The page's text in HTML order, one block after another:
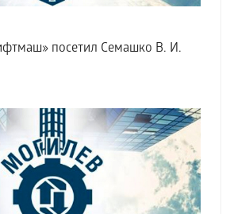
посетил Семашко В. И.